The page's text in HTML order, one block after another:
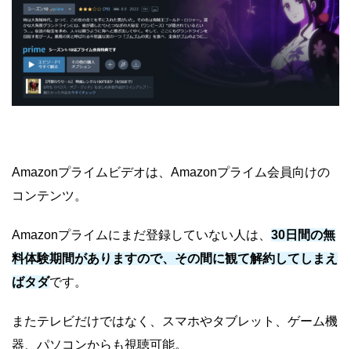
Amazonプライムビデオは、Amazonプライム会員向けの
コンテンツ。
Amazonプライムにまだ登録していない人は、 30日間の無
料体験期間がありますので、その間に観て解約してしまえ
ばタダです。
またテレビだけではなく、スマホやタブレット、ゲーム機
器、パソコンからも視聴可能。